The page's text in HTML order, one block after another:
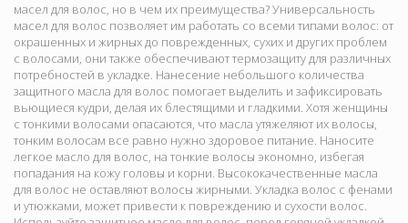
масел для волос, но в чем их преимущества? Универсальность
масел для волос позволяет им работать со всеми типами волос: от
окрашенных и жирных до поврежденных, сухих и других проблем
с волосами, они также обеспечивают термозащиту для различных
потребностей в укладке. Нанесение небольшого количества
защитного масла для волос помогает выделить и зафиксировать
вьющиеся кудри, делая их блестящими и гладкими. Хотя женщины
с тонкими волосами опасаются, что масла утяжеляют их волосы,
тонким волосам все равно нужно здоровое питание. Наносите
легкое масло для волос, на тонкие волосы экономно, избегая
попадания на кожу головы и корни. Высококачественные масла
для волос не оставляют волосы жирными. Укладка волос с фенами
и утюжками, может привести к повреждению и сухости волос.